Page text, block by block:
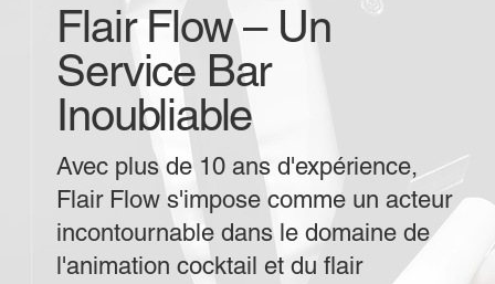
Flair Flow – Un
Service Bar
Inoubliable
Avec plus de 10 ans d'expérience,
Flair Flow s'impose comme un acteur
incontournable dans le domaine de
l'animation cocktail et du flair